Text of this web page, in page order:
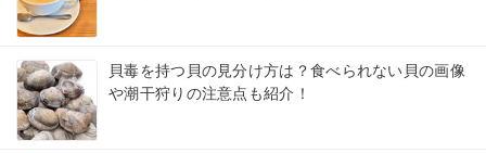
貝毒を持つ貝の見分け方は？食べられない貝の画像
や潮干狩りの注意点も紹介！